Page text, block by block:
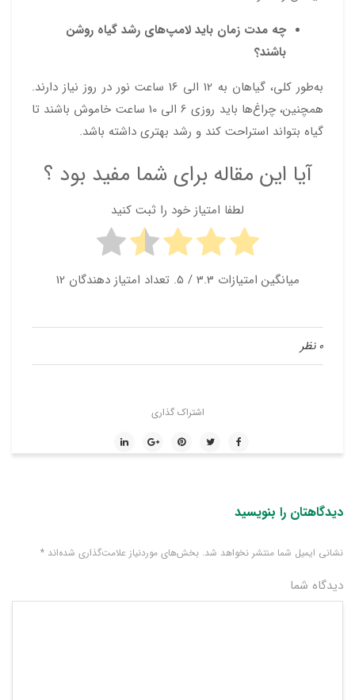
چه مدت زمان باید لامپ‌های رشد گیاه روشن
باشند؟
به‌طور کلی، گیاهان به 12 الی 16 ساعت نور در روز نیاز دارند.
همچنین، چراغ‌ها باید روزی 6 الی 10 ساعت خاموش باشند تا
گیاه بتواند استراحت کند و رشد بهتری داشته باشد.
آیا این مقاله برای شما مفید بود ؟
لطفا امتیاز خود را ثبت کنید
میانگین امتیازات 3.3 / 5. تعداد امتیاز دهندگان 12
0 نظر
اشتراک گذاری
دیدگاهتان را بنویسید
نشانی ایمیل شما منتشر نخواهد شد. بخش‌های موردنیاز علامت‌گذاری شده‌اند *
دیدگاه شما